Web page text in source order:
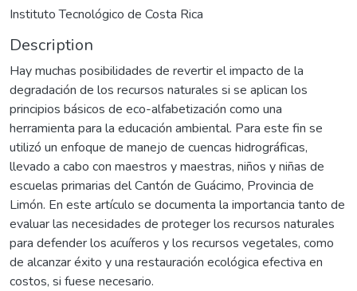
Instituto Tecnológico de Costa Rica
Description
Hay muchas posibilidades de revertir el impacto de la
degradación de los recursos naturales si se aplican los
principios básicos de eco-alfabetización como una
herramienta para la educación ambiental. Para este fin se
utilizó un enfoque de manejo de cuencas hidrográficas,
llevado a cabo con maestros y maestras, niños y niñas de
escuelas primarias del Cantón de Guácimo, Provincia de
Limón. En este artículo se documenta la importancia tanto de
evaluar las necesidades de proteger los recursos naturales
para defender los acuíferos y los recursos vegetales, como
de alcanzar éxito y una restauración ecológica efectiva en
costos, si fuese necesario.